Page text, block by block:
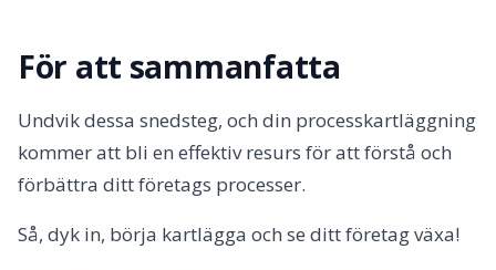
För att sammanfatta
Undvik dessa snedsteg, och din processkartläggning
kommer att bli en effektiv resurs för att förstå och
förbättra ditt företags processer.
Så, dyk in, börja kartlägga och se ditt företag växa!